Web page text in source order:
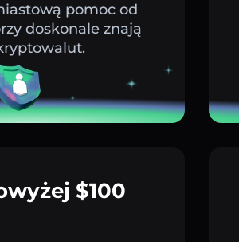
pomoc od
doskonale znają
$100